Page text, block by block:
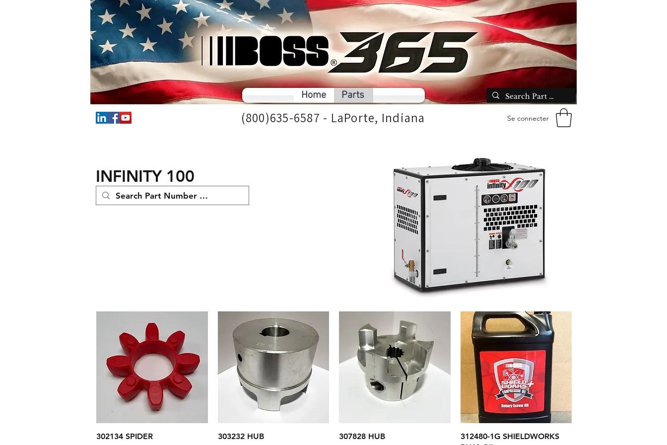
Home Parts
(800)635-6587 - LaPorte, Indiana Se connecter
INFINITY 100
Aperçu rapide
302134 SPIDER
Aperçu rapide
303232 HUB
Aperçu rapide
307828 HUB
Aperçu rapide
312480-1G SHIELDWORKS